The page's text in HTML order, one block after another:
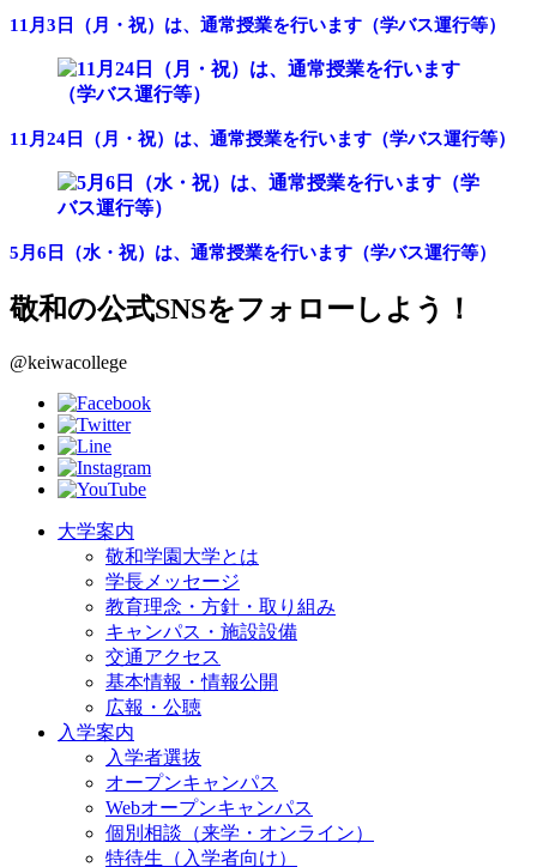
11月3日（月・祝）は、通常授業を行います（学バス運行等）
11月24日（月・祝）は、通常授業を行います（学バス運行等）
5月6日（水・祝）は、通常授業を行います（学バス運行等）
敬和の公式SNSをフォローしよう！
@keiwacollege
大学案内
敬和学園大学とは
学長メッセージ
教育理念・方針・取り組み
キャンパス・施設設備
交通アクセス
基本情報・情報公開
広報・公聴
入学案内
入学者選抜
オープンキャンパス
Webオープンキャンパス
個別相談（来学・オンライン）
特待生（入学者向け）